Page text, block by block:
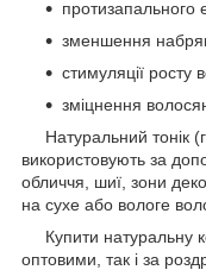
протизапального
зменшення
стимуляції росту
зміцнення
Натуральний тонік
використовують за
обличчя, шиї, зони
на сухе або вологе
Купити натуральну
оптовими, так і за